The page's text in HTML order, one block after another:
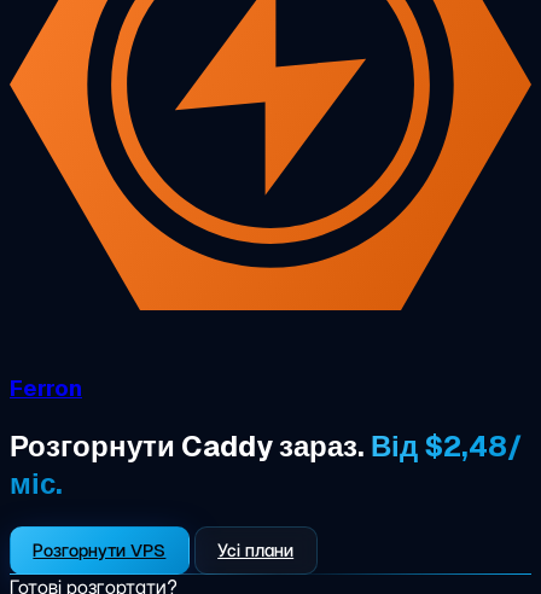
Ferron
Розгорнути Caddy зараз. Від $2,48/
міс.
Розгорнути VPS Усі плани
Готові розгортати?